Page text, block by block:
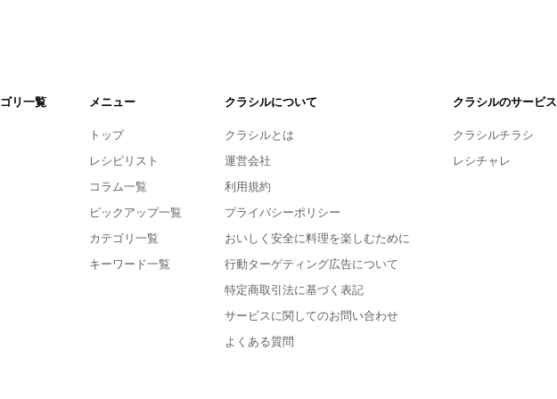
リ一覧 メニュー
トップ
レシピリスト
コラム一覧
ピックアップ一覧
カテゴリ一覧
キーワード一覧
クラシルについて
クラシルとは
運営会社
利用規約
プライバシーポリシー
おいしく安全に料理を楽しむために
行動ターゲティング広告について
特定商取引法に基づく表記
サービスに関してのお問い合わせ
よくある質問
クラシルのサービス
クラシルチラシ
レシチャレ